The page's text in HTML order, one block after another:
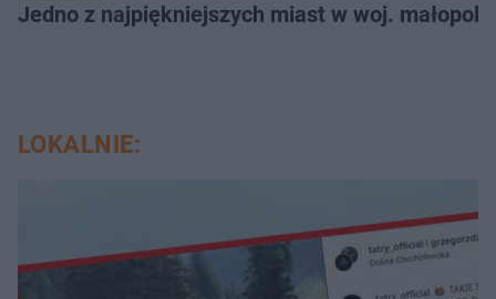
Jedno z najpiękniejszych miast w woj.
LOKALNIE: